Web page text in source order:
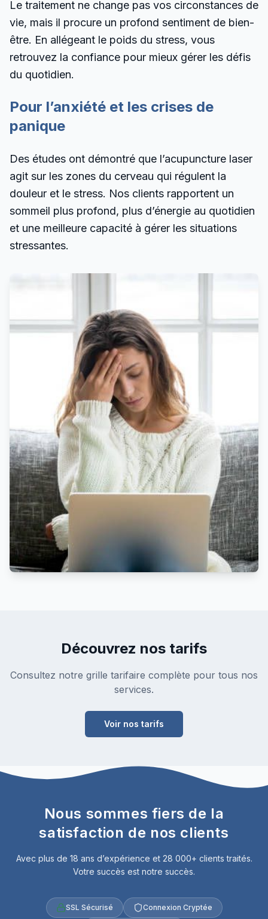
Le traitement ne change pas vos circonstances de
vie, mais il procure un profond sentiment de bien-
être. En allégeant le poids du stress, vous
retrouvez la confiance pour mieux gérer les défis
du quotidien.
Pour l’anxiété et les crises de
panique
Des études ont démontré que l’acupuncture laser
agit sur les zones du cerveau qui régulent la
douleur et le stress. Nos clients rapportent un
sommeil plus profond, plus d’énergie au quotidien
et une meilleure capacité à gérer les situations
stressantes.
Découvrez nos tarifs
Consultez notre grille tarifaire complète pour tous nos
services.
Voir nos tarifs
Nous sommes fiers de la
satisfaction de nos clients
Avec plus de 18 ans d’expérience et 28 000+ clients traités.
Votre succès est notre succès.
SSL Sécurisé Connexion Cryptée